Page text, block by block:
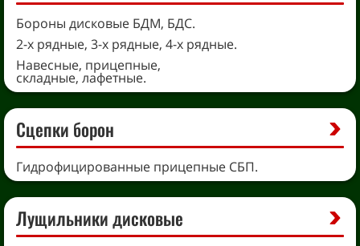
Бороны дисковые БДМ, БДС.
2-х рядные, 3-х рядные, 4-х рядные.
Навесные, прицепные,
складные, лафетные.
Сцепки борон
Гидрофицированные прицепные СБП.
Лущильники дисковые